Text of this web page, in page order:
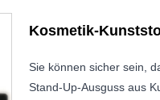
Kosmetik-
Sie können sicher sein,
Stand-Up-Ausguss aus